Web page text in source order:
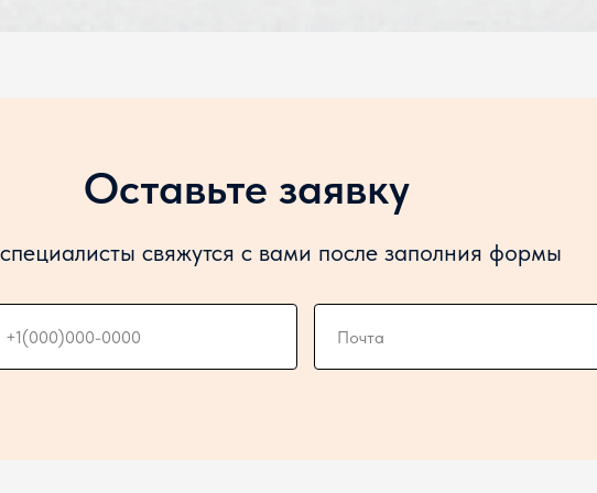
Оставьте заявку
свяжутся с вами после заполния формы